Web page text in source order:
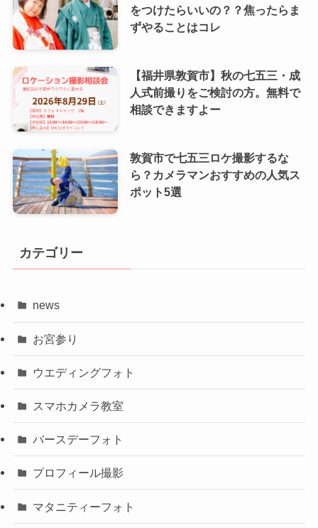
をつけたらいいの？？焦ったらま
ずやることはコレ
【福井県敦賀市】秋の七五三・成
人式前撮りをご検討の方。無料で
相談できますよー
敦賀市で七五三ロケ撮影するな
ら？カメラマンおすすめの人気ス
ポット5選
カテゴリー
news
お宮参り
ウエディングフォト
スマホカメラ教室
バースデーフォト
プロフィール撮影
マタニティーフォト